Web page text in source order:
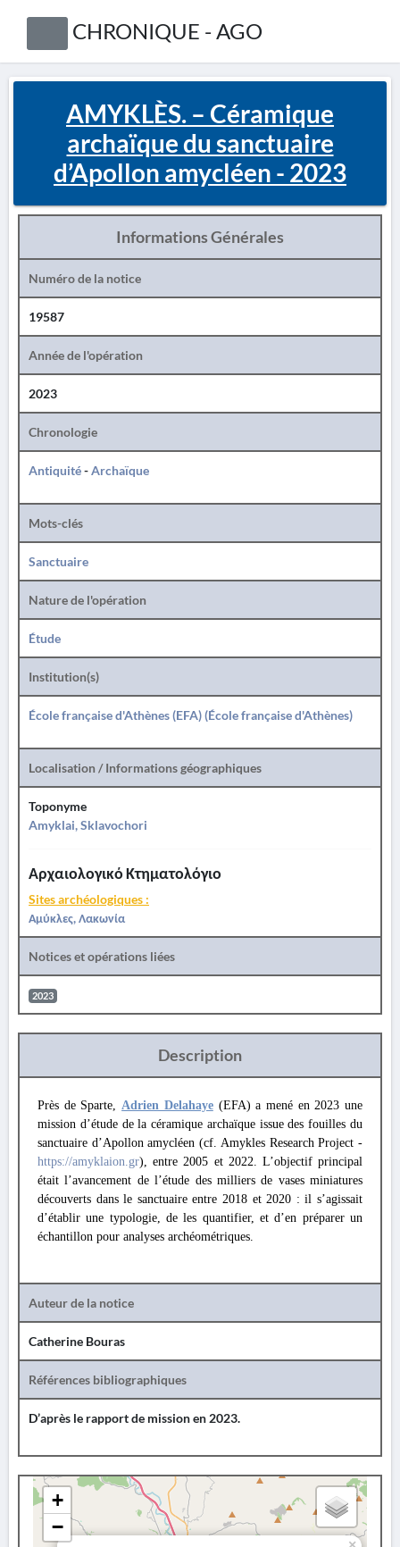
CHRONIQUE - AGO
AMYKLÈS. – Céramique
archaïque du sanctuaire
d’Apollon amycléen - 2023
Informations Générales
Numéro de la notice
19587
Année de l'opération
2023
Chronologie
Antiquité-Archaïque
Mots-clés
Sanctuaire
Nature de l'opération
Étude
Institution(s)
École française d'Athènes (EFA) (École française d'Athènes)
Localisation / Informations géographiques
Toponyme
Amyklai, Sklavochori
Αρχαιολογικό Κτηματολόγιο
Sites archéologiques :
Αμύκλες, Λακωνία
Notices et opérations liées
2023
Description
Près de Sparte,Adrien Delahaye(EFA) a mené en 2023 une
mission d’étude de la céramique archaïque issue des fouilles du
sanctuaire d’Apollon amycléen (cf. Amykles Research Project -
https://amyklaion.gr), entre 2005 et 2022. L’objectif principal
était l’avancement de l’étude des milliers de vases miniatures
découverts dans le sanctuaire entre 2018 et 2020 : il s’agissait
d’établir une typologie, de les quantifier, et d’en préparer un
échantillon pour analyses archéométriques.
Auteur de la notice
Catherine Bouras
Références bibliographiques
D’après le rapport de mission en 2023.
+
−